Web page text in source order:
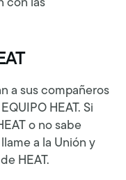
con las
a sus compañeros
HEAT. Si
o no sabe
a la Unión y
HEAT.